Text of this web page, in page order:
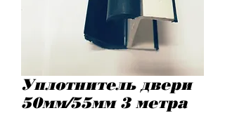
Уплотнитель двери
50мм/55мм 3 метра